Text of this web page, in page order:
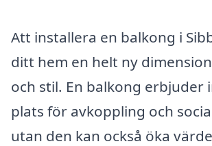
Att installera en balkong i
ditt hem en helt ny
och stil. En balkong erbjuder
plats för avkoppling och
utan den kan också öka